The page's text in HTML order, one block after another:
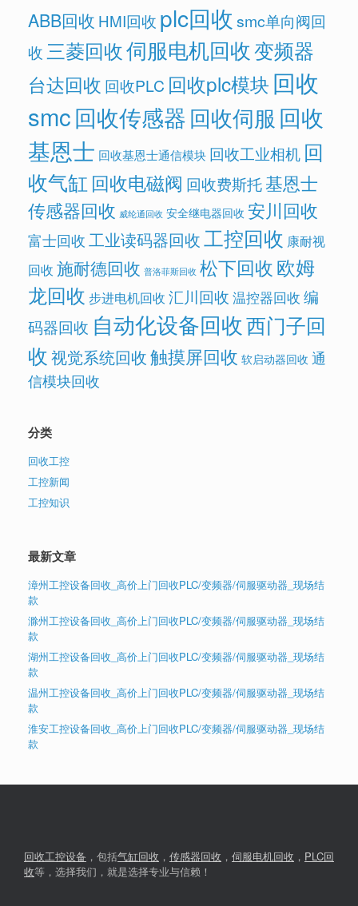
ABB回收 HMI回收 plc回收 smc单向阀回
收 三菱回收伺服电机回收变频器
台达回收 回收PLC 回收plc模块 回收
smc回收传感器回收伺服 回收
基恩士 回收基恩士通信模块 回收工业相机 回
收气缸 回收电磁阀 回收费斯托基恩士
传感器回收 威纶通回收 安全继电器回收 安川回收
富士回收工业读码器回收工控回收 康耐视
回收 施耐德回收 普洛菲斯回收 松下回收欧姆
龙回收 步进电机回收 汇川回收 温控器回收 编
码器回收 自动化设备回收西门子回
收视觉系统回收触摸屏回收 软启动器回收 通
信模块回收
分类
回收工控
工控新闻
工控知识
最新文章
漳州工控设备回收_高价上门回收PLC/变频器/伺服驱动器_现场结
款
滁州工控设备回收_高价上门回收PLC/变频器/伺服驱动器_现场结
款
湖州工控设备回收_高价上门回收PLC/变频器/伺服驱动器_现场结
款
温州工控设备回收_高价上门回收PLC/变频器/伺服驱动器_现场结
款
淮安工控设备回收_高价上门回收PLC/变频器/伺服驱动器_现场结
款
回收工控设备 ，包括气缸回收 ， 传感器回收 ， 伺服电机回收 ， PLC回
收等，选择我们，就是选择专业与信赖！